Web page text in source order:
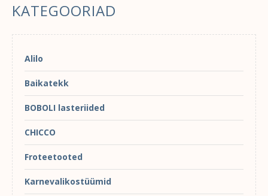
KATEGOORIAD
Alilo
Baikatekk
BOBOLI lasteriided
CHICCO
Froteetooted
Karnevalikostüümid